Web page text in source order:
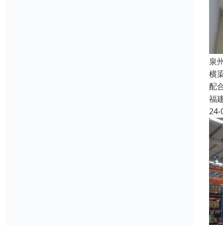
泉
横
配
福
24-